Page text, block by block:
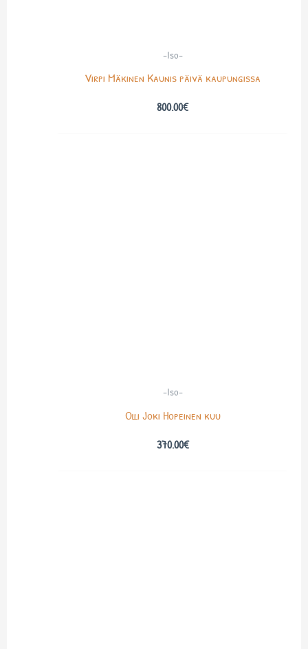
-Iso-
Virpi Mäkinen Kaunis päivä kaupungissa
800.00€
-Iso-
Olli Joki Hopeinen kuu
370.00€